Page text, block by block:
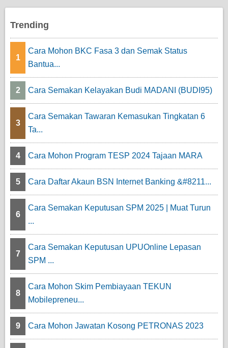
Trending
1
Cara Mohon BKC Fasa 3 dan Semak Status
Bantua...
2 Cara Semakan Kelayakan Budi MADANI (BUDI95)
3
Cara Semakan Tawaran Kemasukan Tingkatan 6
Ta...
4 Cara Mohon Program TESP 2024 Tajaan MARA
5 Cara Daftar Akaun BSN Internet Banking &#8211...
6
Cara Semakan Keputusan SPM 2025 | Muat Turun
...
7
Cara Semakan Keputusan UPUOnline Lepasan
SPM ...
8
Cara Mohon Skim Pembiayaan TEKUN
Mobilepreneu...
9 Cara Mohon Jawatan Kosong PETRONAS 2023